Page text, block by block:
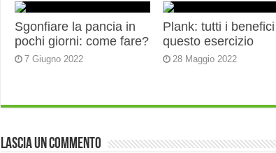
Sgonfiare la pancia in
pochi giorni: come fare?
7 Giugno 2022
Plank: tutti i
questo esercizio
28 Maggio 2022
Lascia un commento